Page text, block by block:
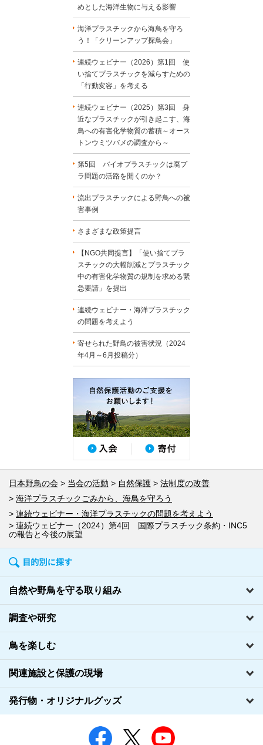
めとした海洋生物に与える影響
海洋プラスチックから海鳥を守ろ
う！「クリーンアップ探鳥会」
連続ウェビナー（2026）第1回 使
い捨てプラスチックを減らすための
「行動変容」を考える
連続ウェビナー（2025）第3回 身
近なプラスチックが引き起こす、海
鳥への有害化学物質の蓄積～オース
トンウミツバメの調査から～
第5回 バイオプラスチックは廃プ
ラ問題の活路を開くのか？
流出プラスチックによる野鳥への被
害事例
さまざまな政策提言
【NGO共同提言】「使い捨てプラ
スチックの大幅削減とプラスチック
中の有害化学物質の規制を求める緊
急要請」を提出
連続ウェビナー・海洋プラスチック
の問題を考えよう
寄せられた野鳥の被害状況（2024
年4月～6月投稿分）
日本野鳥の会 当会の活動 自然保護
法制度の改善
海洋プラスチックごみから、海鳥を守ろう
連続ウェビナー・海洋プラスチックの問題を考えよう
連続ウェビナー（2024）第4回 国際プラスチック条約・INC5
の報告と今後の展望
自然や野鳥を守る取り組み
調査や研究
鳥を楽しむ
関連施設と保護の現場
発行物・オリジナルグッズ